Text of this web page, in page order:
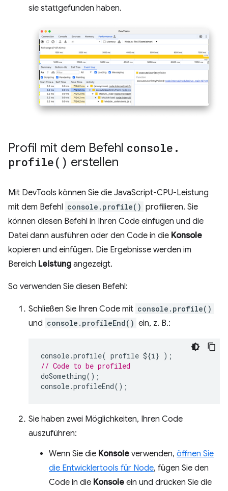
sie stattgefunden haben.
Profil mit dem Befehl console .
profile( ) erstellen
Mit DevTools können Sie die JavaScript-CPU-Leistung
mit dem Befehl console.profile() profilieren. Sie
können diesen Befehl in Ihren Code einfügen und die
Datei dann ausführen oder den Code in die Konsole
kopieren und einfügen. Die Ergebnisse werden im
Bereich Leistung angezeigt.
So verwenden Sie diesen Befehl:
Schließen Sie Ihren Code mit console.profile()
und console.profileEnd() ein, z. B.:
console.profile( profile ${i} );
// Code to be profiled
doSomething();
console.profileEnd();
Sie haben zwei Möglichkeiten, Ihren Code
auszuführen:
Wenn Sie die Konsole verwenden, öffnen Sie
die Entwicklertools für Node, fügen Sie den
Code in die Konsole ein und drücken Sie die